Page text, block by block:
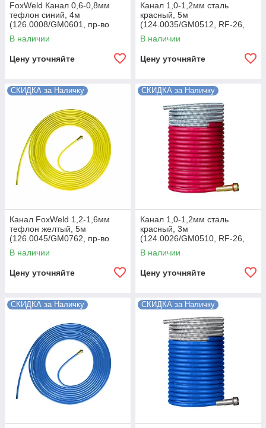
FoxWeld Канал 0,6-0,8мм
тефлон синий, 4м
(126.0008/GM0601, пр-во
FoxWeld/КНР)
В наличии
Цену уточняйте
Канал 1,0-1,2мм сталь
красный, 5м
(124.0035/GM0512, RF-26,
пр-во FoxWeld/КНР)
В наличии
Цену уточняйте
СКИДКА за Наличку
Канал FoxWeld 1,2-1,6мм
тефлон желтый, 5м
(126.0045/GM0762, пр-во
FoxWeld/КНР)
В наличии
Цену уточняйте
СКИДКА за Наличку
Канал 1,0-1,2мм сталь
красный, 3м
(124.0026/GM0510, RF-26,
пр-во FoxWeld/КНР)
В наличии
Цену уточняйте
СКИДКА за Наличку СКИДКА за Наличку